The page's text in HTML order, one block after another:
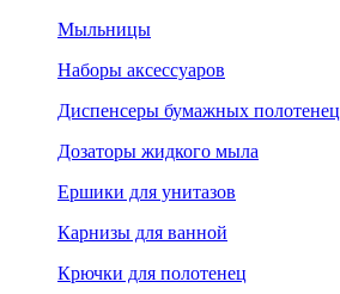
Мыльницы
Наборы аксессуаров
Диспенсеры бумажных полотенец
Дозаторы жидкого мыла
Ершики для унитазов
Карнизы для ванной
Крючки для полотенец